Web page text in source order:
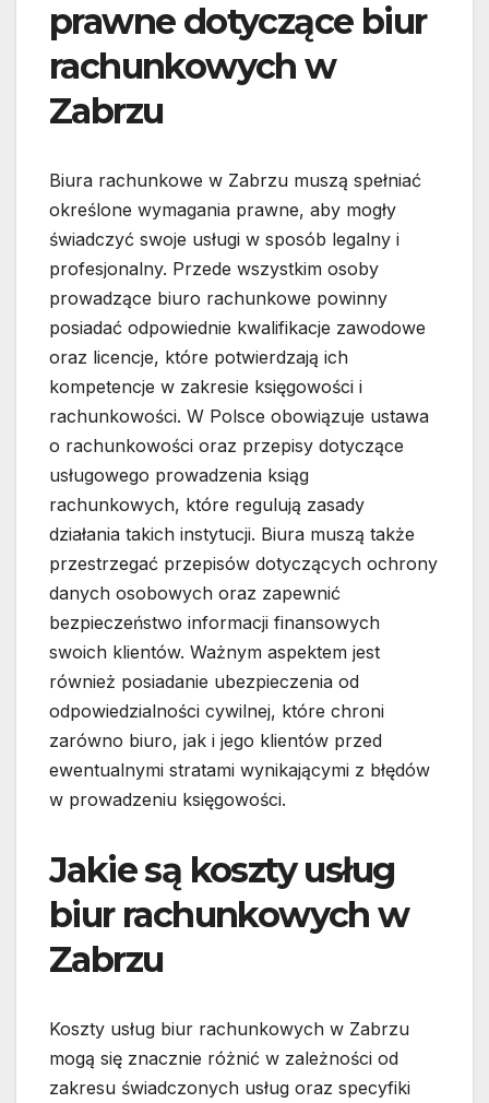
prawne dotyczące biur
rachunkowych w
Zabrzu
Biura rachunkowe w Zabrzu muszą spełniać
określone wymagania prawne, aby mogły
świadczyć swoje usługi w sposób legalny i
profesjonalny. Przede wszystkim osoby
prowadzące biuro rachunkowe powinny
posiadać odpowiednie kwalifikacje zawodowe
oraz licencje, które potwierdzają ich
kompetencje w zakresie księgowości i
rachunkowości. W Polsce obowiązuje ustawa
o rachunkowości oraz przepisy dotyczące
usługowego prowadzenia ksiąg
rachunkowych, które regulują zasady
działania takich instytucji. Biura muszą także
przestrzegać przepisów dotyczących ochrony
danych osobowych oraz zapewnić
bezpieczeństwo informacji finansowych
swoich klientów. Ważnym aspektem jest
również posiadanie ubezpieczenia od
odpowiedzialności cywilnej, które chroni
zarówno biuro, jak i jego klientów przed
ewentualnymi stratami wynikającymi z błędów
w prowadzeniu księgowości.
Jakie są koszty usług
biur rachunkowych w
Zabrzu
Koszty usług biur rachunkowych w Zabrzu
mogą się znacznie różnić w zależności od
zakresu świadczonych usług oraz specyfiki